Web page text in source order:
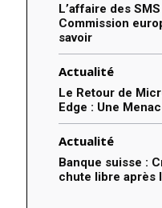
L’affaire des
Commission
savoir
Actualité
Le Retour de
Edge : Une
Actualité
Banque suisse :
chute libre après